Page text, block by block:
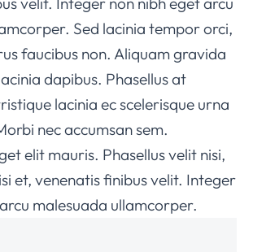
Sed lacinia tempor orci,
faucibus non. Aliquam gravida
dapibus. Phasellus at
lacinia ec scelerisque urna
nec accumsan sem.
elit mauris. Phasellus velit nisi,
et, venenatis finibus velit. Integer
malesuada ullamcorper.